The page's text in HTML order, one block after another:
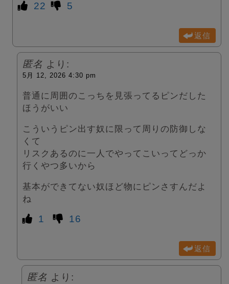
22 5
返信
匿名 より:
5月 12, 2026 4:30 pm
普通に周囲のこっちを見張ってるピンだした
ほうがいい
こういうピン出す奴に限って周りの防御しな
くて
リスクあるのに一人でやってこいってどっか
行くやつ多いから
基本ができてない奴ほど物にピンさすんだよ
ね
1 16
返信
匿名 より: